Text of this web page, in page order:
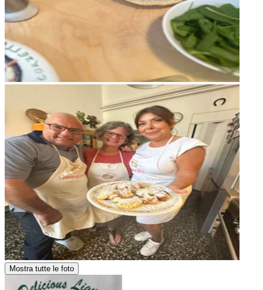
Mostra tutte le foto